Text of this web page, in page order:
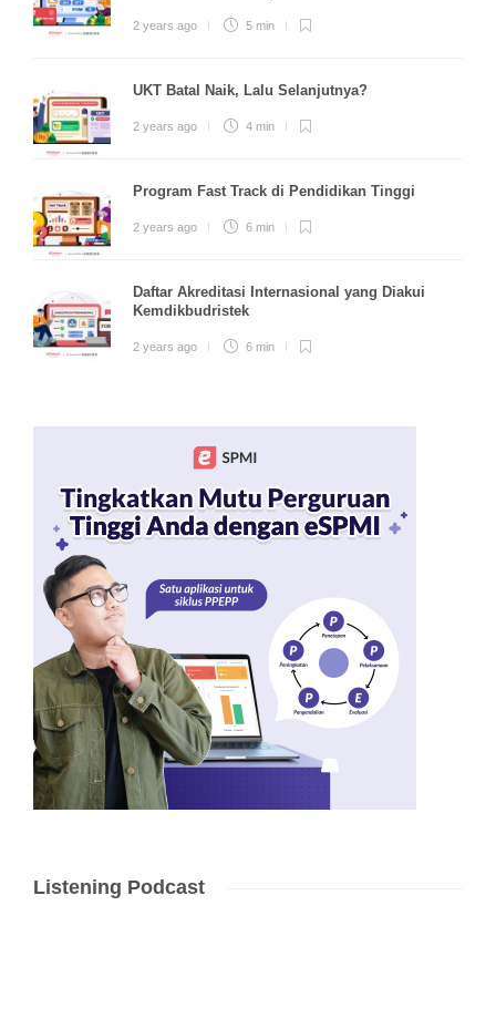
2 years ago 5 min
UKT Batal Naik, Lalu Selanjutnya?
2 years ago 4 min
Program Fast Track di Pendidikan Tinggi
2 years ago 6 min
Daftar Akreditasi Internasional yang Diakui
Kemdikbudristek
2 years ago 6 min
Listening Podcast